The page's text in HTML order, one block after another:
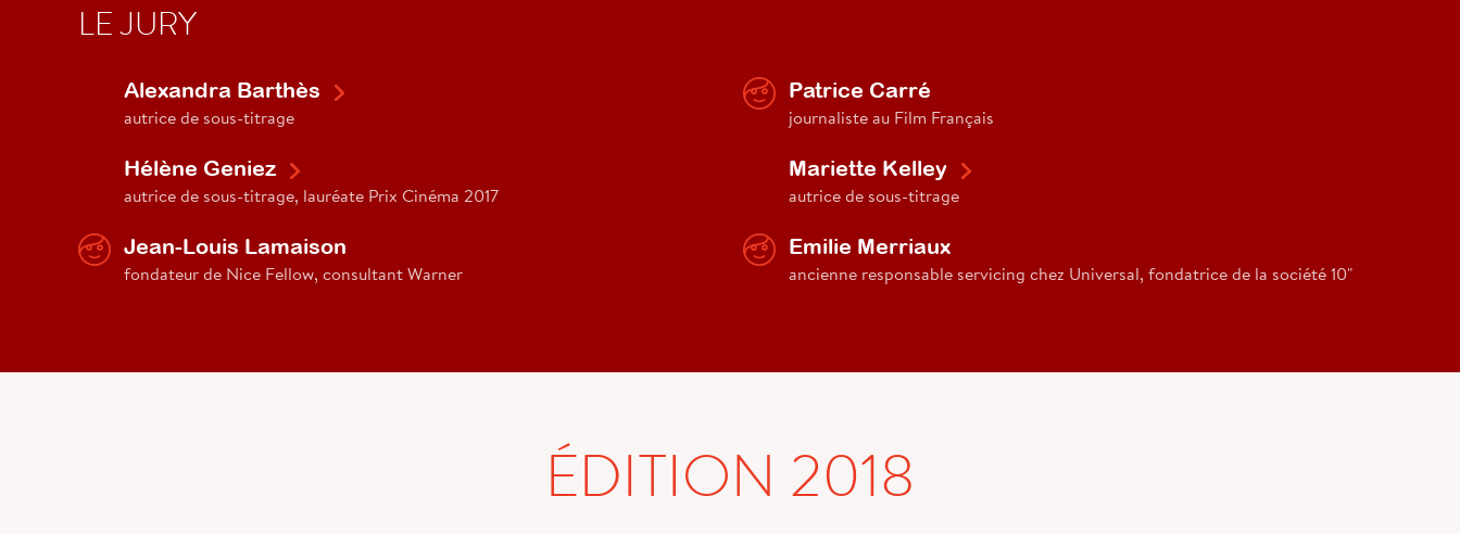
LE JURY
Alexandra Barthès
autrice de sous-titrage
Patrice Carré
journaliste au Film Français
Hélène Geniez
autrice de sous-titrage, lauréate Prix Cinéma 2017
Mariette Kelley
autrice de sous-titrage
Jean-Louis Lamaison
fondateur de Nice Fellow, consultant Warner
Emilie Merriaux
ancienne responsable servicing chez Universal, fondatrice de la société 10"
ÉDITION 2018